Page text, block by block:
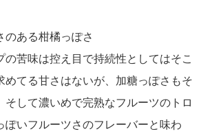
のある柑橘っぽさ
の苦味は控え目で持続性としてはそこ
めてる甘さはないが、加糖っぽさもそ
そして濃いめで完熟なフルーツのトロ
ぽいフルーツさのフレーバーと味わ